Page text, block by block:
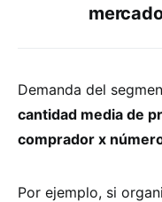
Demanda del
cantidad media de
comprador x
Por ejemplo, si